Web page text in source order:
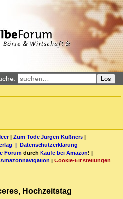
Los
| Zum Tode Jürgen Küßners |
| Datenschutzerklärung
Forum durch Käufe bei Amazon! |
Amazonnavigation | Cookie-Einstellungen
Hochzeitstag